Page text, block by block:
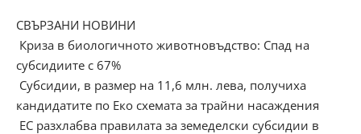
СВЪРЗАНИ НОВИНИ
Криза в биологичното животновъдство: Спад на
субсидиите с 67%
Субсидии, в размер на 11,6 млн. лева, получиха
кандидатите по Еко схемата за трайни насаждения
ЕС разхлабва правилата за земеделски субсидии в